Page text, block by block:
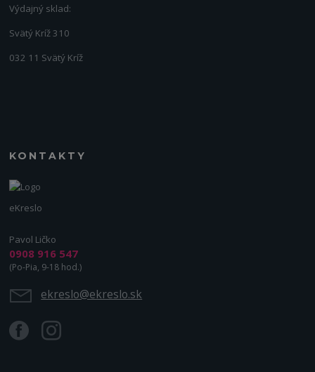
Výdajný sklad:
Svätý Kríž 310
032 11 Svätý Kríž
KONTAKTY
eKreslo
Pavol Ličko
0908 916 547
(Po-Pia, 9-18 hod.)
ekreslo@ekreslo.sk